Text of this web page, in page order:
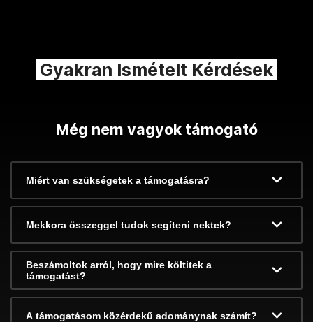
Gyakran Ismételt Kérdések
Még nem vagyok támogató
Miért van szükségetek a támogatásra?
Mekkora összeggel tudok segíteni nektek?
Beszámoltok arról, hogy mire költitek a
támogatást?
A támogatásom közérdekű adománynak számít?